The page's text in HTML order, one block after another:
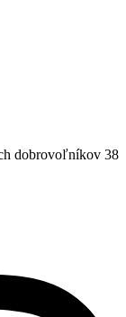
dobrovoľníkov 38